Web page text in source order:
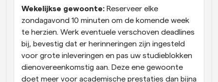
Wekelijkse gewoonte: Reserveer elke
zondagavond 10 minuten om de komende week
te herzien. Werk eventuele verschoven deadlines
bij, bevestig dat er herinneringen zijn ingesteld
voor grote inleveringen en pas uw studieblokken
dienovereenkomstig aan. Deze ene gewoonte
doet meer voor academische prestaties dan bijna